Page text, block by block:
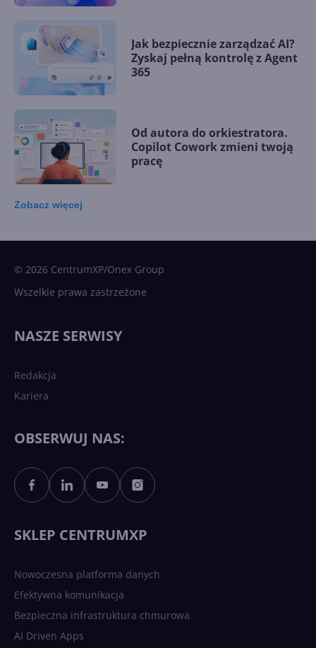
Jak bezpiecznie zarządzać AI?
Zyskaj pełną kontrolę z Agent
365
Od autora do orkiestratora.
Copilot Cowork zmieni twoją
pracę
Sztuczna inteligencja po
polsku. Dość barier
Zobacz więcej
© 2026 CentrumXP/Onex Group
Wszelkie prawa zastrzeżone
NASZE SERWISY
Redakcja
Kariera
OBSERWUJ NAS:
SKLEP CENTRUMXP
Nowoczesna platforma danych
Efektywna komunikacja
Bezpieczna infrastruktura chmurowa
AI Driven Apps